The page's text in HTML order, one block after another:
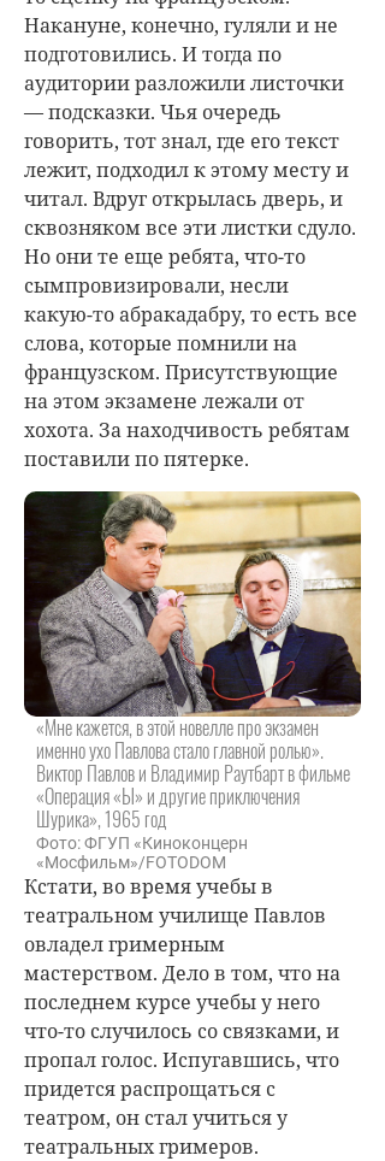
Накануне, конечно, гуляли и не
подготовились. И тогда по
аудитории разложили листочки
— подсказки. Чья очередь
говорить, тот знал, где его текст
лежит, подходил к этому месту и
читал. Вдруг открылась дверь, и
сквозняком все эти листки сдуло.
Но они те еще ребята, что-то
сымпровизировали, несли
какую-то абракадабру, то есть все
слова, которые помнили на
французском. Присутствующие
на этом экзамене лежали от
хохота. За находчивость ребятам
поставили по пятерке.
«Мне кажется, в этой новелле про экзамен
именно ухо Павлова стало главной ролью».
Виктор Павлов и Владимир Раутбарт в фильме
«Операция «Ы» и другие приключения
Шурика», 1965 год
Фото: ФГУП «Киноконцерн
«Мосфильм»/FOTODOM
Кстати, во время учебы в
театральном училище Павлов
овладел гримерным
мастерством. Дело в том, что на
последнем курсе учебы у него
что-то случилось со связками, и
пропал голос. Испугавшись, что
придется распрощаться с
театром, он стал учиться у
театральных гримеров.